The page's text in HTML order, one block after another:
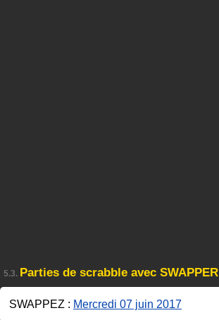
5.3. Parties de scrabble avec SWAPPER
SWAPPEZ : Mercredi 07 juin 2017